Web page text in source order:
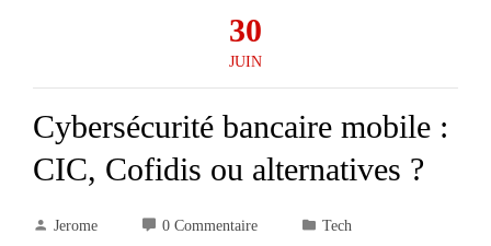
30
JUIN
Cybersécurité bancaire mobile :
CIC, Cofidis ou alternatives ?
Jerome 0 Commentaire Tech